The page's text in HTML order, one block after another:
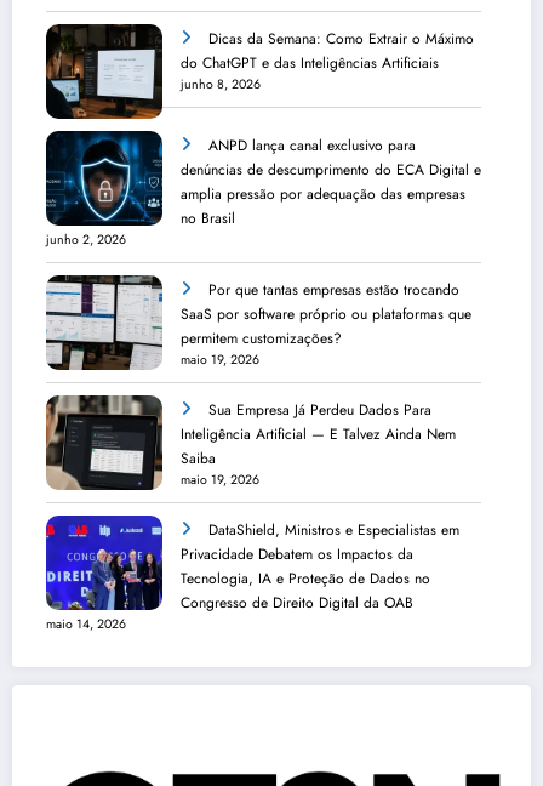
Dicas da Semana: Como Extrair o Máximo
do ChatGPT e das Inteligências Artificiais
junho 8, 2026
ANPD lança canal exclusivo para
denúncias de descumprimento do ECA Digital e
amplia pressão por adequação das empresas
no Brasil
junho 2, 2026
Por que tantas empresas estão trocando
SaaS por software próprio ou plataformas que
permitem customizações?
maio 19, 2026
Sua Empresa Já Perdeu Dados Para
Inteligência Artificial — E Talvez Ainda Nem
Saiba
maio 19, 2026
DataShield, Ministros e Especialistas em
Privacidade Debatem os Impactos da
Tecnologia, IA e Proteção de Dados no
Congresso de Direito Digital da OAB
maio 14, 2026